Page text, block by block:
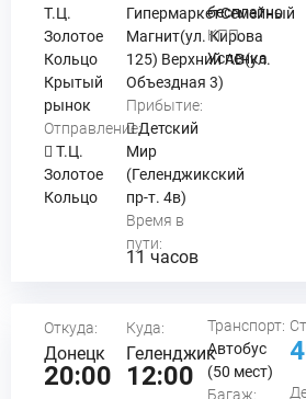
Т.Ц.
Золотое
Кольцо
Крытый
рынок
Отправление:
Т.Ц.
Золотое
Кольцо
ГипермаркетСемейный
Магнит(ул. Кирова
125) Верхний АВ(ул.
Объездная 3)
Прибытие:
Детский
Мир
(Геленджикский
пр-т. 4в)
Время в
пути:
11 часов
бесплатно
КПП:
Успенка
Откуда:
Донецк
20:00
Куда:
Геленджик
12:00
Транспорт:
Автобус
(50 мест)
Багаж: